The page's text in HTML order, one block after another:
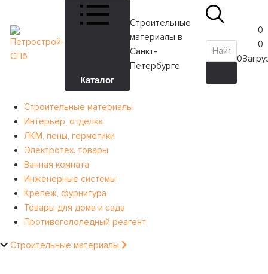
Каталог
Строительные
материалы в
Санкт-
Петербурге
0
0
0
Строительные материалы
Интерьер, отделка
ЛКМ, пены, герметики
Электротех. товары
Ванная комната
Инженерные системы
Крепеж, фурнитура
Товары для дома и сада
Противогололедный реагент
Строительные материалы